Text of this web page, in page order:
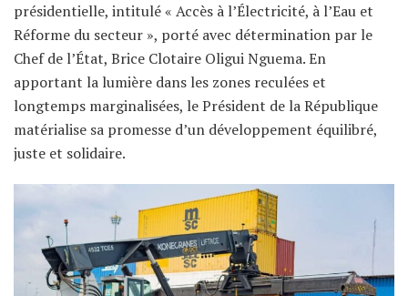
présidentielle, intitulé « Accès à l’Électricité, à l’Eau et
Réforme du secteur », porté avec détermination par le
Chef de l’État, Brice Clotaire Oligui Nguema. En
apportant la lumière dans les zones reculées et
longtemps marginalisées, le Président de la République
matérialise sa promesse d’un développement équilibré,
juste et solidaire.